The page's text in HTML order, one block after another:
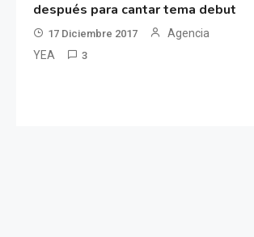
después para cantar tema debut
17 Diciembre 2017
Agencia
YEA
3